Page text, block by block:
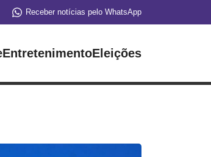
Receber notícias pelo WhatsApp
EntretenimentoEleições